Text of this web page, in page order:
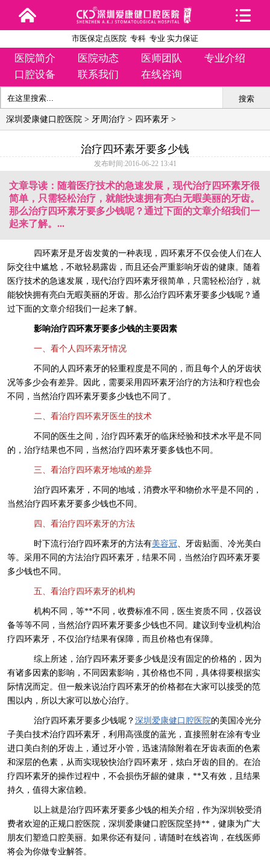
市医保定点医院 专科 专业 实力保证
医院简介 医院动态 医师团队
专业介绍
口腔设备
联系我们 在线咨询
搜索
深圳爱康健口腔医院 > 牙周治疗 > 四环素牙 >
治疗四环素牙要多少钱
发布时间:2016-06-22 13:41
文章导读：随着医疗技术的急速发展，现代治疗四环素牙很
简单，只需轻松治疗，就能快速拥有亮白无暇美丽的牙齿。
那么治疗四环素牙要多少钱呢？通过下面的文章介绍我们一
起来了解。...
四环素牙是牙齿发黄的一种表现，四环素牙不仅会使人们在人
际交往中尴尬，不敢轻易露齿，而且还会严重影响牙齿的健康。随着
医疗技术的急速发展，现代治疗四环素牙很简单，只需轻松治疗，就
能较快拥有亮白无暇美丽的牙齿。那么治疗四环素牙要多少钱呢？通
过下面的文章介绍我们一起来了解。
影响治疗四环素牙要多少钱的主要因素
一、看个人四环素牙情况
不同的人四环素牙的轻重程度是不同的，而且每个人的牙齿状
况等多少会有差异。因此，需要采用四环素牙治疗的方法和疗程也会
不同，当然治疗四环素牙要多少钱也不同了。
二、看治疗四环素牙医生的技术
不同的医生之间，治疗四环素牙的临床经验和技术水平是不同
的，治疗结果也不同，当然治疗四环素牙要多钱也不同。
三、看治疗四环素牙地域的差异
治疗四环素牙，不同的地域，消费水平和物价水平是不同的，
当然治疗四环素牙要多少钱也不同。
四、看治疗四环素牙的方法
时下流行治疗四环素牙的方法有美容冠、牙齿贴面、冷光美白
等。采用不同的方法治疗四环素牙，结果不同，当然治疗四环素牙要
多少钱也不同。
五、看治疗四环素牙的机构
机构不同，等**不同，收费标准不同，医生资质不同，仪器设
备等等不同，当然治疗四环素牙要多少钱也不同。建议到专业机构治
疗四环素牙，不仅治疗结果有保障，而且价格也有保障。
综上所述，治疗四环素牙要多少钱是没有固定的价格的，因为
有诸多因素的影响，不同因素影响，其价格也不同，具体得要根据实
际情况而定。但一般来说治疗四环素牙的价格都在大家可以接受的范
围以内，所以大家可以放心治疗。
治疗四环素牙要多少钱呢？ 深圳爱康健口腔医院的美国冷光分
子美白技术治疗四环素牙，利用高强度的蓝光，直接照射在涂有专业
进口美白剂的牙齿上，通过牙小管，迅速清除附着在牙齿表面的色素
和深层的色素，从而实现较快治疗四环素牙，炫白牙齿的目的。在治
疗四环素牙的操作过程中，不会损伤牙龈的健康，**又有效，且结果
持久，值得大家信赖。
以上就是治疗四环素牙要多少钱的相关介绍，作为深圳较受消
费者欢迎的正规口腔医院，深圳爱康健口腔医院坚持**，健康为广大
朋友们塑造口腔美丽。如果你还有疑问，请随时在线咨询，在线医师
将会为你做专业解答。